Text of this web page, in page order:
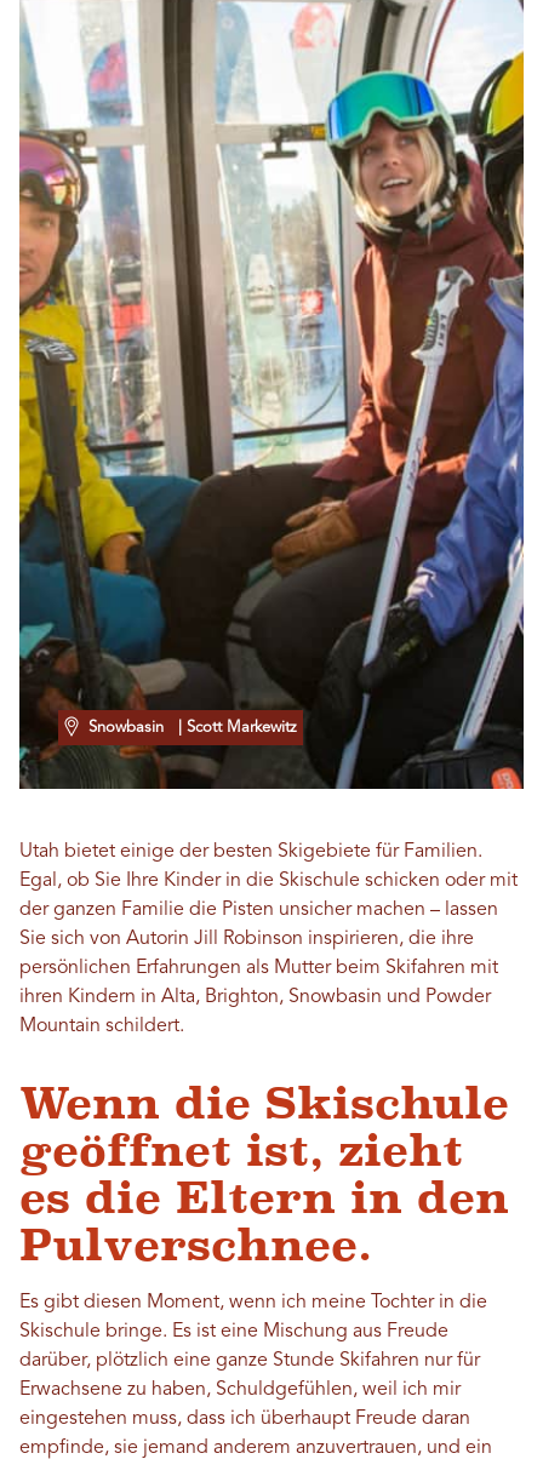
Snowbasin | Scott Markewitz
Utah bietet einige der besten Skigebiete für Familien.
Egal, ob Sie Ihre Kinder in die Skischule schicken oder mit
der ganzen Familie die Pisten unsicher machen – lassen
Sie sich von Autorin Jill Robinson inspirieren, die ihre
persönlichen Erfahrungen als Mutter beim Skifahren mit
ihren Kindern in Alta, Brighton, Snowbasin und Powder
Mountain schildert.
Wenn die Skischule
geöffnet ist, zieht
es die Eltern in den
Pulverschnee.
Es gibt diesen Moment, wenn ich meine Tochter in die
Skischule bringe. Es ist eine Mischung aus Freude
darüber, plötzlich eine ganze Stunde Skifahren nur für
Erwachsene zu haben, Schuldgefühlen, weil ich mir
eingestehen muss, dass ich überhaupt Freude daran
empfinde, sie jemand anderem anzuvertrauen, und ein